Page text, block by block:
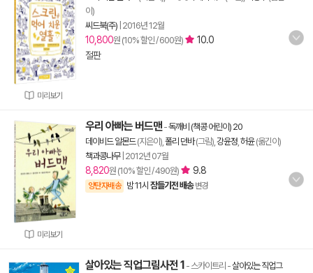
미리보기
이)
씨드북(주) 2016년 12월
10,800원 (10% 할인 / 600원)
10.0
절판
미리보기
우리 아빠는 버드맨 -독깨비 (책콩 어린이) 20
데이비드 알몬드(지은이), 폴리 던바(그림), 강윤정 허윤(옮긴이)
책과콩나무| 2012년 07월
8,820원 (10% 할인 / 490원) 9.8
양탄자배송 밤 11시 잠들기전 배송 변경
살아있는 직업그림사전 1 - 스카이트리 -살아있는 직업그